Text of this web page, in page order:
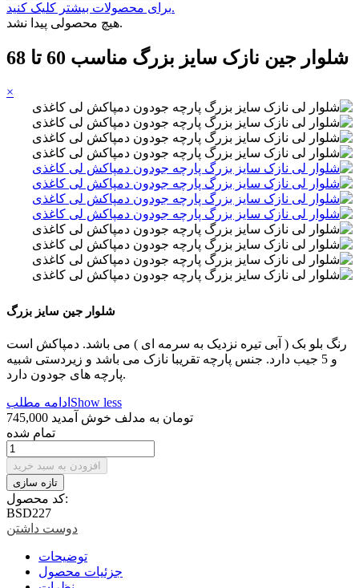
برای محصولات بیشتر کلیک کنید.
هیچ محصولی پیدا نشد.
شلوار جین نازک سایز بزرگ مناسب 60 تا 68
×
شلوار جین سایز بزرگ
رنگ بلو بک ( آبی تیره نزدیک به سرمه ای ) می باشد. دمپاکش است
و 5 جیب دارد. جنس پارچه تقریبا نازک می باشد و زیردستی شبیه
پارچه های جودون دارد.
ادامه مطلب Show less
745,000 تومان به مدلف خوش آمدید
تمام شده
افزودن به سبد خرید
کد محصول:
BSD227
دوست داشتن
توضیحات
جزئیات محصول